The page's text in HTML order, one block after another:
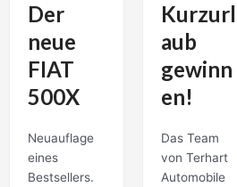
Der
neue
FIAT
500X
Neuauflage
eines
Bestsellers.
Kurzurl
aub
gewinn
en!
Das Team
von Terhart
Automobile